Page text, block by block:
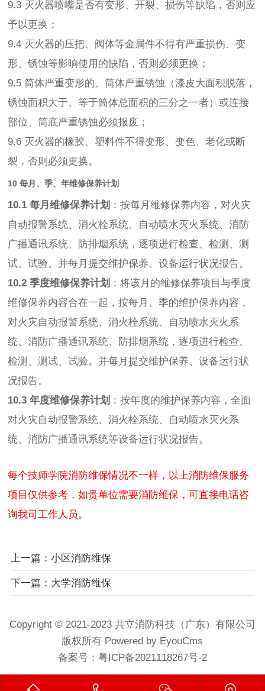
9.3 灭火器喷嘴是否有变形、开裂、损伤等缺陷，否则应
予以更换；
9.4 灭火器的压把、阀体等金属件不得有严重损伤、变
形、锈蚀等影响使用的缺陷，否则必须更换；
9.5 筒体严重变形的、筒体严重锈蚀（漆皮大面积脱落，
锈蚀面积大于、等于筒体总面积的三分之一者）或连接
部位、筒底严重锈蚀必须报废；
9.6 灭火器的橡胶、塑料件不得变形、变色、老化或断
裂，否则必须更换。
10 每月、季、年维修保养计划
10.1 每月维修保养计划 ：按每月维修保养内容，对火灾
自动报警系统、消火栓系统、自动喷水灭火系统、消防
广播通讯系统、防排烟系统，逐项进行检查、检测、测
试、试验。并每月提交维护保养、设备运行状况报告。
10.2 季度维修保养计划 ：将该月的维修保养项目与季度
维修保养内容合在一起，按每月、季的维护保养内容，
对火灾自动报警系统、消火栓系统、自动喷水灭火系
统、消防广播通讯系统、防排烟系统，逐项进行检查、
检测、测试、试验。并每月提交维护保养、设备运行状
况报告。
10.3 年度维修保养计划 ：按年度的维护保养内容，全面
对火灾自动报警系统、消火栓系统、自动喷水灭火系
统、消防广播通讯系统等设备运行状况报告。
每个技师学院消防维保情况不一样，以上消防维保服务
项目仅供参考，如贵单位需要消防维保，可直接电话咨
询我司工作人员。
上一篇：小区消防维保
下一篇：大学消防维保
Copyright © 2021-2023 共立消防科技（广东）有限公司
版权所有 Powered by EyouCms
备案号： 粤ICP备2021118267号-2